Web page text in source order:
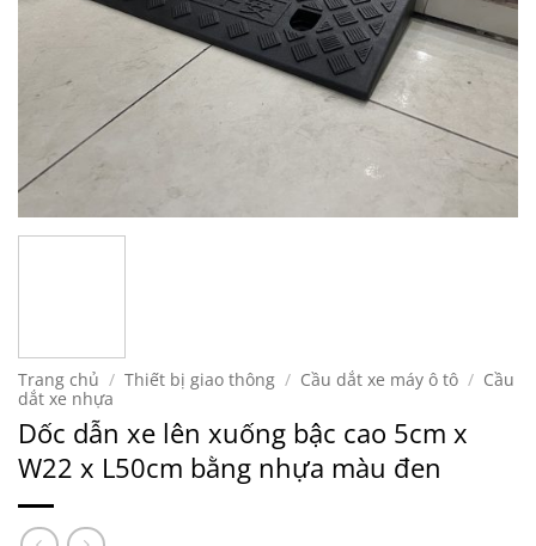
Trang chủ / Thiết bị giao thông / Cầu dắt xe máy ô tô / Cầu
dắt xe nhựa
Dốc dẫn xe lên xuống bậc cao 5cm x
W22 x L50cm bằng nhựa màu đen